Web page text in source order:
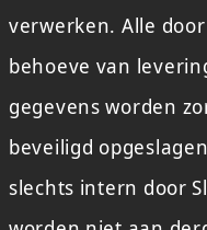
verwerken. Alle
behoeve van
gegevens worden
beveiligd
slechts intern door